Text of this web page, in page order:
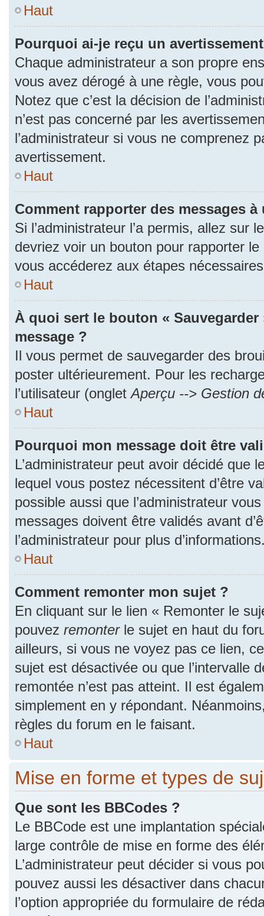
Haut
Pourquoi ai-je reçu un
Chaque administrateur a son propre
vous avez dérogé à une règle, vous
Notez que c’est la décision de
n’est pas concerné par les
l’administrateur si vous ne comprenez
avertissement.
Haut
Comment rapporter des messages
Si l’administrateur l’a permis, allez sur
devriez voir un bouton pour rapporter
vous accéderez aux étapes
Haut
À quoi sert le bouton «
message ?
Il vous permet de sauvegarder des
poster ultérieurement. Pour les
l’utilisateur (ongletAperçu --> Gestion
Haut
Pourquoi mon message doit être
L’administrateur peut avoir décidé que
lequel vous postez nécessitent d’être
possible aussi que l’administrateur
messages doivent être validés avant
l’administrateur pour plus
Haut
Comment remonter mon sujet ?
En cliquant sur le lien « Remonter le
pouvez remonterle sujet en haut du
ailleurs, si vous ne voyez pas ce lien,
sujet est désactivée ou que l’intervalle
remontée n’est pas atteint. Il est
simplement en y répondant.
règles du forum en le faisant.
Haut
Mise en forme et types de
Que sont les BBCodes ?
Le BBCode est une implantation
large contrôle de mise en forme des
L’administrateur peut décider si vous
pouvez aussi les désactiver dans
l’option appropriée du formulaire de